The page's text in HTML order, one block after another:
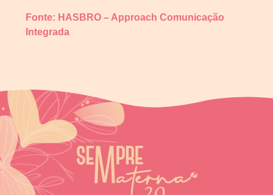
Fonte: HASBRO – Approach Comunicação
Integrada